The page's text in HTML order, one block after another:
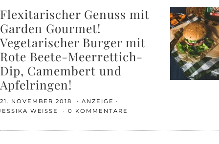
Flexitarischer Genuss mit
Garden Gourmet!
Vegetarischer Burger mit
Rote Beete-Meerrettich-
Dip, Camembert und
Apfelringen!
21. NOVEMBER 2018
ANZEIGE
WEISSE
0 KOMMENTARE